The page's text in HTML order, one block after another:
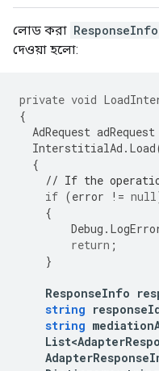
লোড করা ResponseInfo
দেওয়া হলো:
private void
{
AdRequest adRequest
InterstitialAd . Load
{
// If the
if (error != null
{
Debug .
return ;
}
ResponseInfo
string
string